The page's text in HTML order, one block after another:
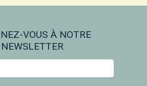
VOUS À NOTRE
NEWSLETTER